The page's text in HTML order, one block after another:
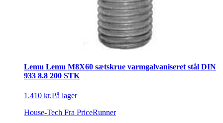
Lemu Lemu M8X60 sætskrue varmgalvaniseret stål DIN
933 8.8 200 STK
1.410 kr.På lager
House-Tech Fra PriceRunner